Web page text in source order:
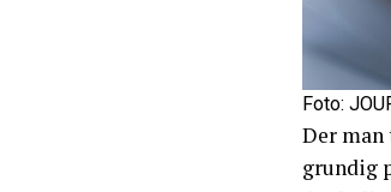
Foto:
Der
grundig